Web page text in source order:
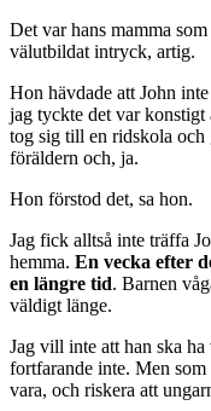
Det var hans mamma
välutbildat intryck, artig.
Hon hävdade att John
jag tyckte det var konstigt
tog sig till en ridskola och
föräldern och, ja.
Hon förstod det, sa hon.
Jag fick alltså inte träffa
hemma. En vecka efter
en längre tid. Barnen
väldigt länge.
Jag vill inte att han ska
fortfarande inte. Men
vara, och riskera att